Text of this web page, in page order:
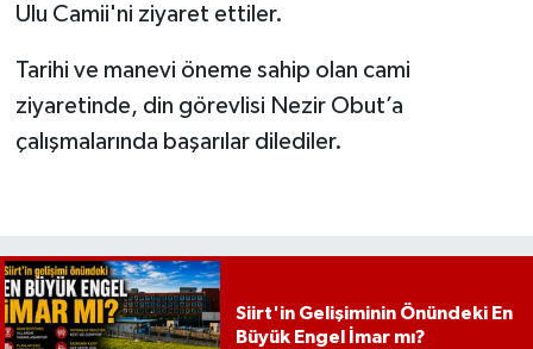
Ulu Camii'ni ziyaret ettiler.
Tarihi ve manevi öneme sahip olan cami
ziyaretinde, din görevlisi Nezir Obut’a
çalışmalarında başarılar dilediler.
Siirt'in Gelişiminin Önündeki En
Büyük Engel İmar mı?